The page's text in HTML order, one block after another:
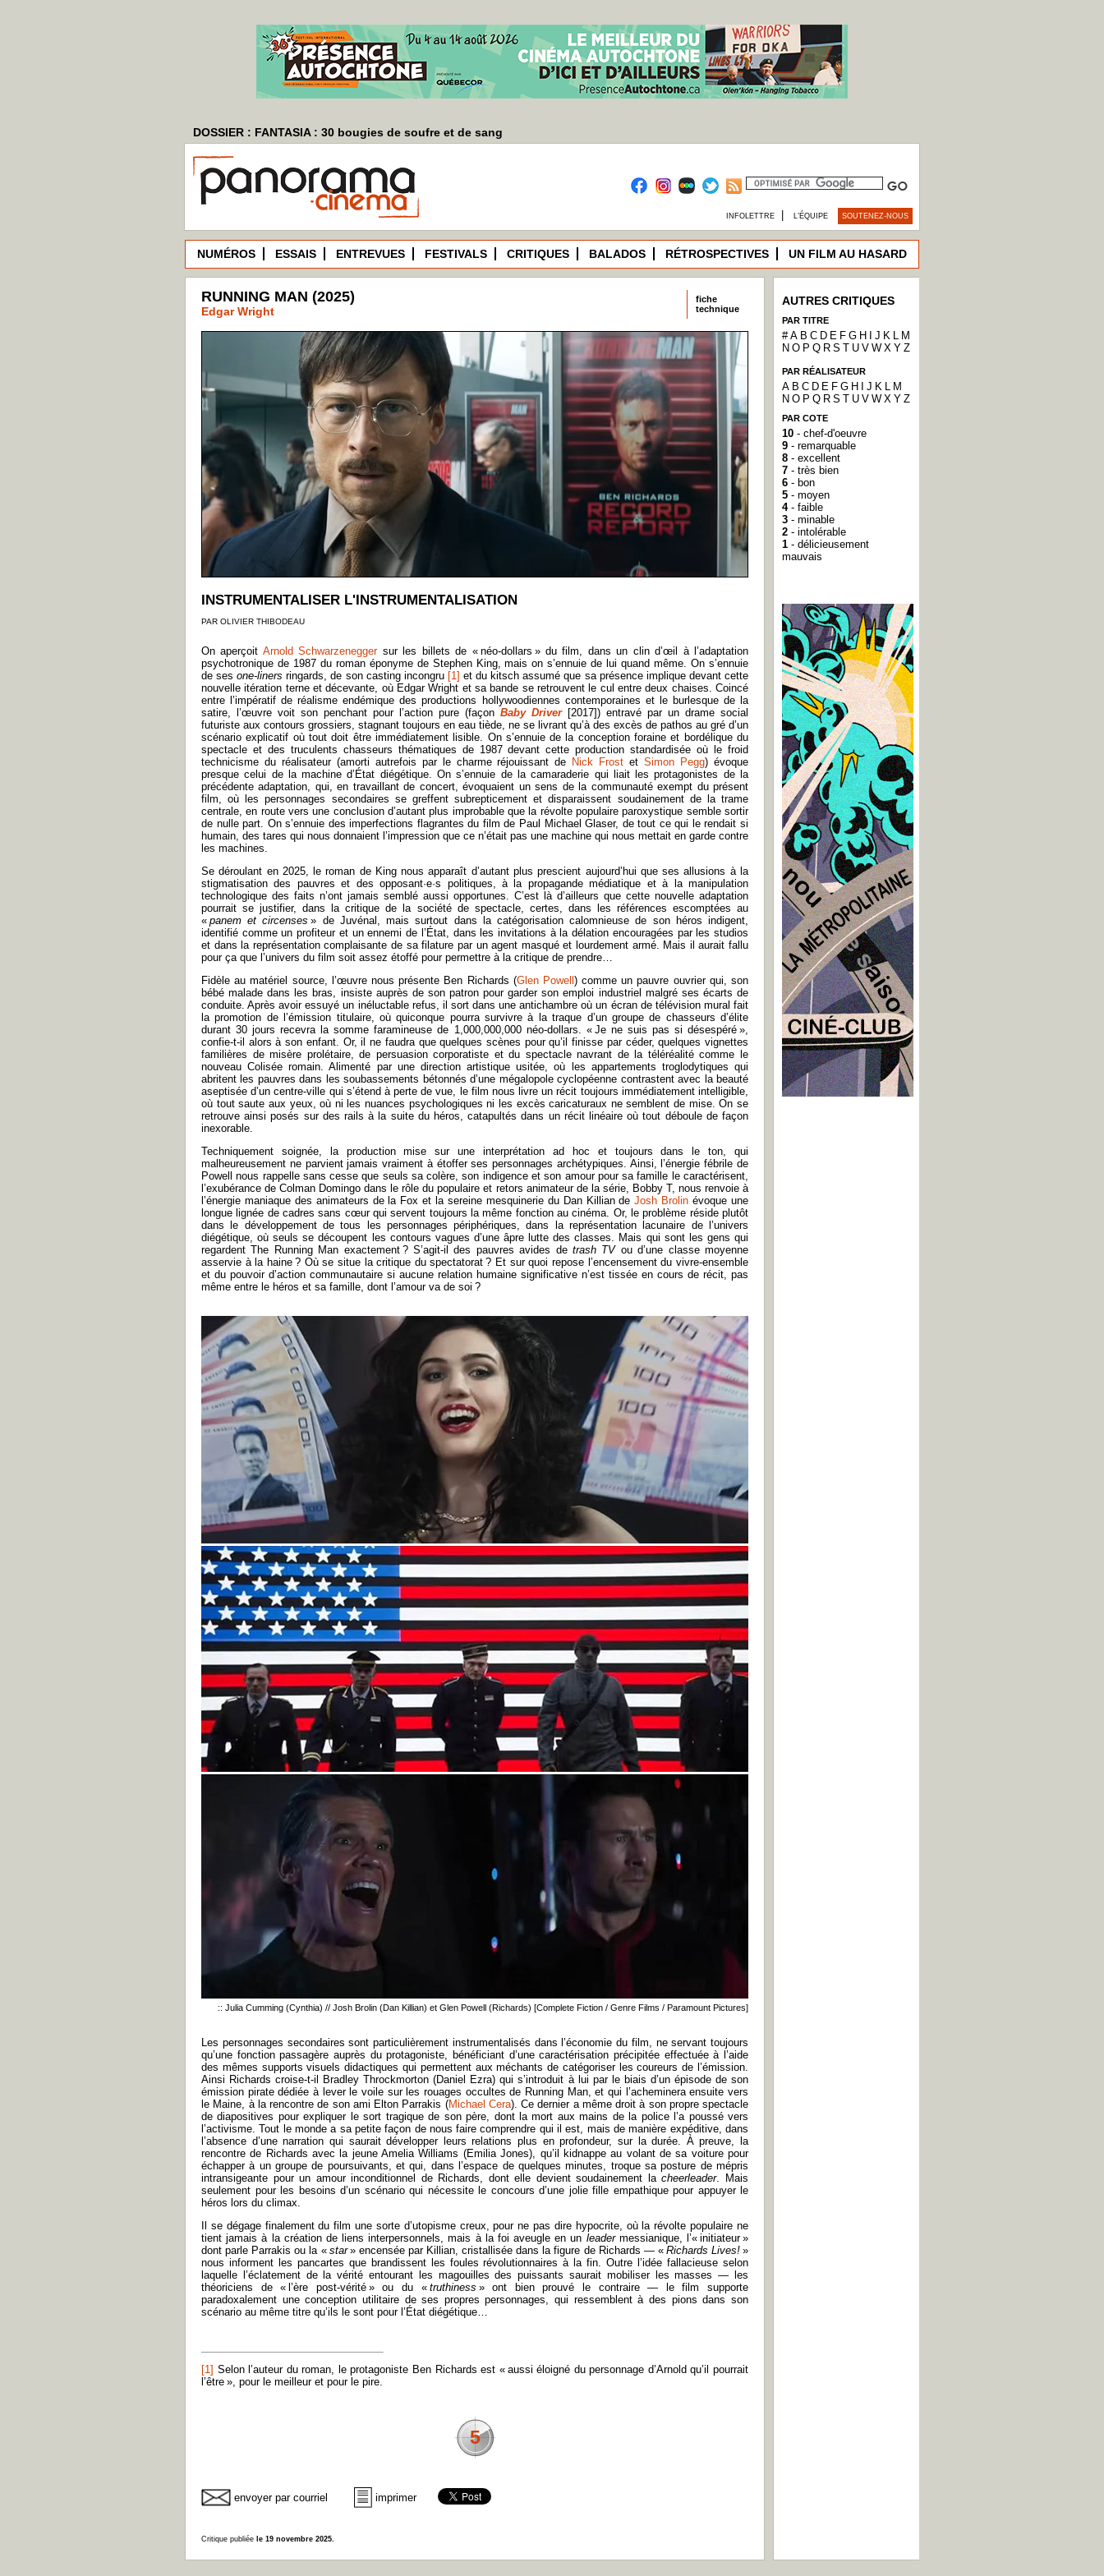
DOSSIER : FANTASIA : 30 bougies de soufre et de sang
INFOLETTRE L’ÉQUIPE SOUTENEZ-NOUS
NUMÉROS ESSAIS ENTREVUES FESTIVALS CRITIQUES BALADOS RÉTROSPECTIVES UN FILM AU HASARD
fiche
technique
RUNNING MAN (2025)
Edgar Wright
INSTRUMENTALISER L'INSTRUMENTALISATION
PAR OLIVIER THIBODEAU
On aperçoit Arnold Schwarzeneggersur les billets de « néo-dollars » du film, dans un clin d’œil à l’adaptation
psychotronique de 1987 du roman éponyme de Stephen King, mais on s’ennuie de lui quand même. On s’ennuie
de sesone-liners ringards, de son casting incongru [1] et du kitsch assumé que sa présence implique devant cette
nouvelle itération terne et décevante, où Edgar Wright et sa bande se retrouvent le cul entre deux chaises. Coincé
entre l’impératif de réalisme endémique des productions hollywoodiennes contemporaines et le burlesque de la
satire, l’œuvre voit son penchant pour l’action pure (façon Baby Driver[2017]) entravé par un drame social
futuriste aux contours grossiers, stagnant toujours en eau tiède, ne se livrant qu’à des excès de pathos au gré d’un
scénario explicatif où tout doit être immédiatement lisible. On s’ennuie de la conception foraine et bordélique du
spectacle et des truculents chasseurs thématiques de 1987 devant cette production standardisée où le froid
technicisme du réalisateur (amorti autrefois par le charme réjouissant de Nick Frost etSimon Pegg) évoque
presque celui de la machine d’État diégétique. On s’ennuie de la camaraderie qui liait les protagonistes de la
précédente adaptation, qui, en travaillant de concert, évoquaient un sens de la communauté exempt du présent
film, où les personnages secondaires se greffent subrepticement et disparaissent soudainement de la trame
centrale, en route vers une conclusion d’autant plus improbable que la révolte populaire paroxystique semble sortir
de nulle part. On s’ennuie des imperfections flagrantes du film de Paul Michael Glaser, de tout ce qui le rendait si
humain, des tares qui nous donnaient l’impression que ce n’était pas une machine qui nous mettait en garde contre
les machines.
Se déroulant en 2025, le roman de King nous apparaît d’autant plus prescient aujourd’hui que ses allusions à la
stigmatisation des pauvres et des opposant·e·s politiques, à la propagande médiatique et à la manipulation
technologique des faits n’ont jamais semblé aussi opportunes. C’est là d’ailleurs que cette nouvelle adaptation
pourrait se justifier, dans la critique de la société de spectacle, certes, dans les références escomptées au
« panem et circenses » de Juvénal, mais surtout dans la catégorisation calomnieuse de son héros indigent,
identifié comme un profiteur et un ennemi de l’État, dans les invitations à la délation encouragées par les studios
et dans la représentation complaisante de sa filature par un agent masqué et lourdement armé. Mais il aurait fallu
pour ça que l’univers du film soit assez étoffé pour permettre à la critique de prendre…
Fidèle au matériel source, l’œuvre nous présente Ben Richards (Glen Powell ) comme un pauvre ouvrier qui, son
bébé malade dans les bras, insiste auprès de son patron pour garder son emploi industriel malgré ses écarts de
conduite. Après avoir essuyé un inéluctable refus, il sort dans une antichambre où un écran de télévision mural fait
la promotion de l’émission titulaire, où quiconque pourra survivre à la traque d’un groupe de chasseurs d’élite
durant 30 jours recevra la somme faramineuse de 1,000,000,000 néo-dollars. « Je ne suis pas si désespéré »,
confie-t-il alors à son enfant. Or, il ne faudra que quelques scènes pour qu’il finisse par céder, quelques vignettes
familières de misère prolétaire, de persuasion corporatiste et du spectacle navrant de la téléréalité comme le
nouveau Colisée romain. Alimenté par une direction artistique usitée, où les appartements troglodytiques qui
abritent les pauvres dans les soubassements bétonnés d’une mégalopole cyclopéenne contrastent avec la beauté
aseptisée d’un centre-ville qui s’étend à perte de vue, le film nous livre un récit toujours immédiatement intelligible,
où tout saute aux yeux, où ni les nuances psychologiques ni les excès caricaturaux ne semblent de mise. On se
retrouve ainsi posés sur des rails à la suite du héros, catapultés dans un récit linéaire où tout déboule de façon
inexorable.
Techniquement soignée, la production mise sur une interprétation ad hoc et toujours dans le ton, qui
malheureusement ne parvient jamais vraiment à étoffer ses personnages archétypiques. Ainsi, l’énergie fébrile de
Powell nous rappelle sans cesse que seuls sa colère, son indigence et son amour pour sa famille le caractérisent,
l’exubérance de Colman Domingo dans le rôle du populaire et retors animateur de la série, Bobby T, nous renvoie à
l’énergie maniaque des animateurs de la Fox et la sereine mesquinerie du Dan Killian deJosh Brolin évoque une
longue lignée de cadres sans cœur qui servent toujours la même fonction au cinéma. Or, le problème réside plutôt
dans le développement de tous les personnages périphériques, dans la représentation lacunaire de l’univers
diégétique, où seuls se découpent les contours vagues d’une âpre lutte des classes. Mais qui sont les gens qui
regardent The Running Man exactement ? S’agit-il des pauvres avides de trash TV ou d’une classe moyenne
asservie à la haine ? Où se situe la critique du spectatorat ? Et sur quoi repose l’encensement du vivre-ensemble
et du pouvoir d’action communautaire si aucune relation humaine significative n’est tissée en cours de récit, pas
même entre le héros et sa famille, dont l’amour va de soi ?
:: Julia Cumming (Cynthia) // Josh Brolin (Dan Killian) et Glen Powell (Richards) [Complete Fiction / Genre Films / Paramount Pictures]
Les personnages secondaires sont particulièrement instrumentalisés dans l’économie du film, ne servant toujours
qu’une fonction passagère auprès du protagoniste, bénéficiant d’une caractérisation précipitée effectuée à l’aide
des mêmes supports visuels didactiques qui permettent aux méchants de catégoriser les coureurs de l’émission.
Ainsi Richards croise-t-il Bradley Throckmorton (Daniel Ezra) qui s’introduit à lui par le biais d’un épisode de son
émission pirate dédiée à lever le voile sur les rouages occultes de Running Man, et qui l’acheminera ensuite vers
le Maine, à la rencontre de son ami Elton Parrakis (Michael Cera). Ce dernier a même droit à son propre spectacle
de diapositives pour expliquer le sort tragique de son père, dont la mort aux mains de la police l’a poussé vers
l’activisme. Tout le monde a sa petite façon de nous faire comprendre qui il est, mais de manière expéditive, dans
l’absence d’une narration qui saurait développer leurs relations plus en profondeur, sur la durée. À preuve, la
rencontre de Richards avec la jeune Amelia Williams (Emilia Jones), qu’il kidnappe au volant de sa voiture pour
échapper à un groupe de poursuivants, et qui, dans l’espace de quelques minutes, troque sa posture de mépris
intransigeante pour un amour inconditionnel de Richards, dont elle devient soudainement lacheerleader. Mais
seulement pour les besoins d’un scénario qui nécessite le concours d’une jolie fille empathique pour appuyer le
héros lors du climax.
Il se dégage finalement du film une sorte d’utopisme creux, pour ne pas dire hypocrite, où la révolte populaire ne
tient jamais à la création de liens interpersonnels, mais à la foi aveugle en un leadermessianique, l’« initiateur »
dont parle Parrakis ou la « star» encensée par Killian, cristallisée dans la figure de Richards — « Richards Lives! »
nous informent les pancartes que brandissent les foules révolutionnaires à la fin. Outre l’idée fallacieuse selon
laquelle l’éclatement de la vérité entourant les magouilles des puissants saurait mobiliser les masses — les
théoriciens de « l’ère post-vérité » ou du « truthiness » ont bien prouvé le contraire — le film supporte
paradoxalement une conception utilitaire de ses propres personnages, qui ressemblent à des pions dans son
scénario au même titre qu’ils le sont pour l’État diégétique…
[1] Selon l’auteur du roman, le protagoniste Ben Richards est « aussi éloigné du personnage d’Arnold qu’il pourrait
l’être », pour le meilleur et pour le pire.
5
envoyer par courriel imprimer
Critique publiée le 19 novembre 2025.
AUTRES CRITIQUES
PAR TITRE
# A B C D E F G H J K L M
N O P Q R S T U V W X Y Z
PAR RÉALISATEUR
A B C D E F G H J K L M
N O P Q R S T U V W X Y Z
PAR COTE
10 - chef-d'oeuvre
9 - remarquable
8 - excellent
7 - très bien
6 - bon
5 - moyen
4- faible
3 - minable
2 - intolérable
1 - délicieusement
mauvais